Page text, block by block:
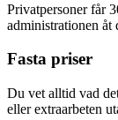
Privatpersoner får
administrationen åt
Fasta priser
Du vet alltid vad
eller extraarbeten